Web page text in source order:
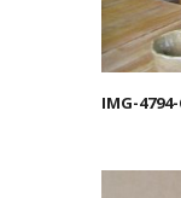
IMG-